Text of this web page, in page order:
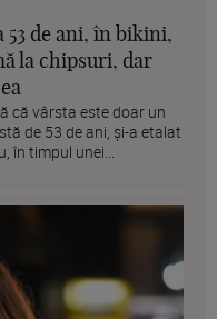
53 de ani, în bikini,
la chipsuri, dar
că vârsta este doar un
de 53 de ani, și-a etalat
în timpul unei...